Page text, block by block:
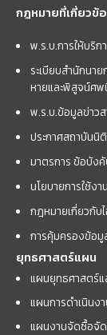
กฎหมายที่เกี่ยวข้
พ.ร.บ.การให้บริ
ระเบียบสำนักน
หายและพิสูจน์ศพ
พ.ร.บ.ข้อมูลข่าว
ประกาศสถาบันนิ
มาตรการ ข้อบัง
นโยบายการใช้งาน
กฎหมายเกี่ยวกับ
การคุ้มครองข้อ
ยุทธศาสตร์แผน
แผนยุทธศาสตร์แ
แผนการดำเนินง
แผนงานจัดซื้อจั